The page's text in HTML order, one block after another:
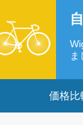
ま
価格比